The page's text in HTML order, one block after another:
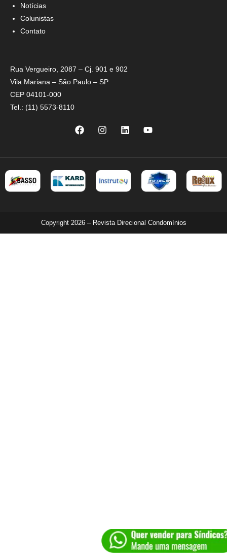
Notícias
Colunistas
Contato
Rua Vergueiro, 2087 – Cj. 901 e 902
Vila Mariana – São Paulo – SP
CEP 04101-000
Tel.: (11) 5573-8110
Copyright 2026 – Revista Direcional Condomínios